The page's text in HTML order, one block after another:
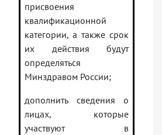
присвоения
квалификационной
категории, а также срок
их действия будут
определяться
Минздравом России;
дополнить сведения о
лицах, которые
участвуют в